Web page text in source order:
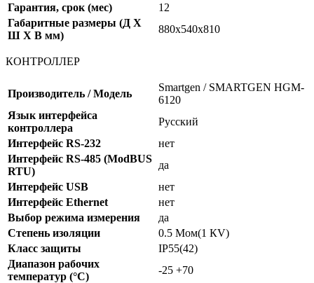
Гарантия, срок (мес)
12
Габаритные размеры (Д X
Ш X В мм)
880x540x810
КОНТРОЛЛЕР
Производитель / Модель
Smartgen / SMARTGEN HGM-
6120
Язык интерфейса
контроллера
Русский
Интерфейс RS-232
нет
Интерфейс RS-485 (ModBUS
RTU)
да
Интерфейс USB
нет
Интерфейс Ethernet
нет
Выбор режима измерения
да
Степень изоляции
0.5 Мом(1 КV)
Класс защиты
IP55(42)
Диапазон рабочих
температур (°C)
-25 +70